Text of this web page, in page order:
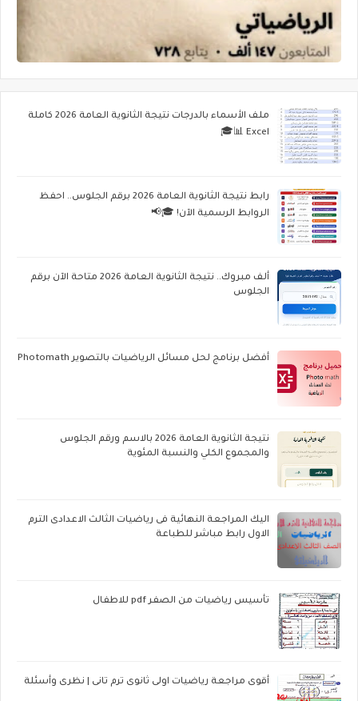
ملف الأسماء بالدرجات نتيجة الثانوية العامة 2026 كاملة
Excel 📊🎓
رابط نتيجة الثانوية العامة 2026 برقم الجلوس.. احفظ
الروابط الرسمية الآن! 🎓📢
ألف مبروك.. نتيجة الثانوية العامة 2026 متاحة الآن برقم
الجلوس
أفضل برنامج لحل مسائل الرياضيات بالتصوير Photomath
نتيجة الثانوية العامة 2026 بالاسم ورقم الجلوس
والمجموع الكلي والنسبة المئوية
اليك المراجعة النهائية فى رياضيات الثالث الاعدادى الترم
الاول رابط مباشر للطباعة
تأسيس رياضيات من الصفر pdf للاطفال
أقوى مراجعة رياضيات اولى ثانوى ترم تانى | نظرى وأسئلة